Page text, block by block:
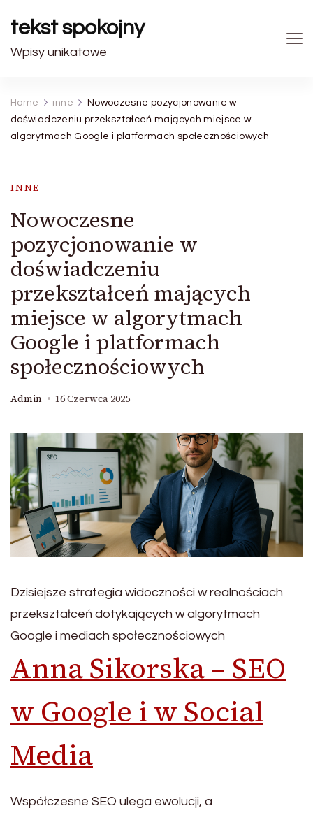
tekst spokojny
Wpisy unikatowe
Home inne
Nowoczesne pozycjonowanie w
doświadczeniu przekształceń mających miejsce w
algorytmach Google i platformach społecznościowych
INNE
Nowoczesne
pozycjonowanie w
doświadczeniu
przekształceń mających
miejsce w algorytmach
Google i platformach
społecznościowych
Admin 16 Czerwca 2025
Dzisiejsze strategia widoczności w realnościach
przekształceń dotykających w algorytmach
Google i mediach społecznościowych
Anna Sikorska – SEO
w Google i w Social
Media
Współczesne SEO ulega ewolucji, a